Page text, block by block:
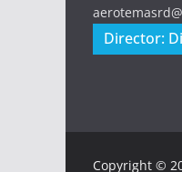
Director:
Copyright ©